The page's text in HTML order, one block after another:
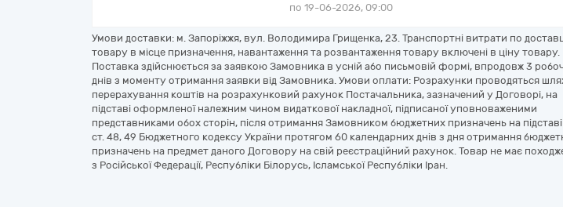
по 19-06-2026, 09:00
Умови доставки: м. Запоріжжя, вул. Володимира Грищенка, 23. Транспортні витрати по
товару в місце призначення, навантаження та розвантаження товару включені в ціну товару.
Поставка здійснюється за заявкою Замовника в усній або письмовій формі, впродовж 3
днів з моменту отримання заявки від Замовника. Умови оплати: Розрахунки проводяться
перерахування коштів на розрахунковий рахунок Постачальника, зазначений у Договорі, на
підставі оформленої належним чином видаткової накладної, підписаної уповноваженими
представниками обох сторін, після отримання Замовником бюджетних призначень на підставі
ст. 48, 49 Бюджетного кодексу України протягом 60 календарних днів з дня отримання
призначень на предмет даного Договору на свій реєстраційний рахунок. Товар не має
з Російської Федерації, Республіки Білорусь, Ісламської Республіки Іран.